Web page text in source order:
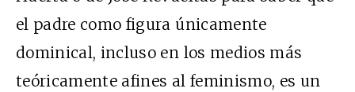
el padre como figura únicamente
dominical, incluso en los medios más
teóricamente afines al feminismo, es un